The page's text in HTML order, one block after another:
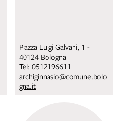
Piazza Luigi Galvani, 1 -
40124 Bologna
Tel: 0512196611
archiginnasio@comune.bolo
gna.it